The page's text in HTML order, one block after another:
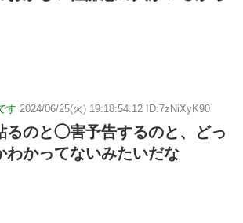
す 2024/06/25(火) 19:18:54.12 ID:7zNiXyK90
るのと◯害予告するのと、どっ
わかってないみたいだな